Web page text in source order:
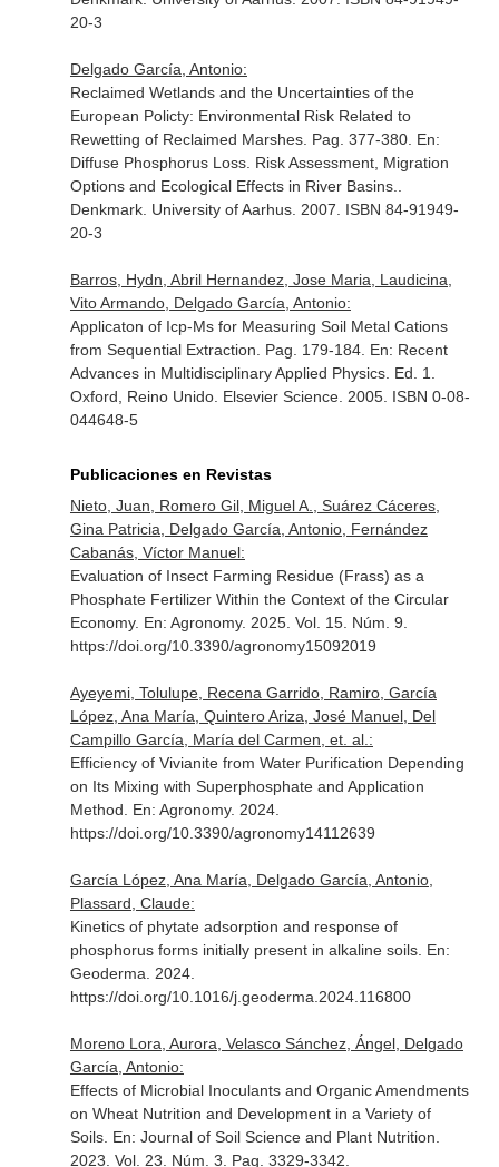
20-3
Delgado García, Antonio:
Reclaimed Wetlands and the Uncertainties of the
European Policty: Environmental Risk Related to
Rewetting of Reclaimed Marshes. Pag. 377-380. En:
Diffuse Phosphorus Loss. Risk Assessment, Migration
Options and Ecological Effects in River Basins.
Denkmark. University of Aarhus. 2007. ISBN 84-91949-
20-3
Barros, Hydn, Abril Hernandez, Jose Maria, Laudicina,
Vito Armando, Delgado García, Antonio:
Applicaton of Icp-Ms for Measuring Soil Metal Cations
from Sequential Extraction. Pag. 179-184. En: Recent
Advances in Multidisciplinary Applied Physics. Ed. 1.
Oxford, Reino Unido. Elsevier Science. 2005. ISBN 0-08-
044648-5
Publicaciones en Revistas
Nieto, Juan, Romero Gil, Miguel A., Suárez Cáceres,
Gina Patricia, Delgado García, Antonio, Fernández
Cabanás, Víctor Manuel:
Evaluation of Insect Farming Residue (Frass) as a
Phosphate Fertilizer Within the Context of the Circular
Economy. En: Agronomy. 2025. Vol. 15. Núm. 9.
https://doi.org/10.3390/agronomy15092019
Ayeyemi, Tolulupe, Recena Garrido, Ramiro, García
López, Ana María, Quintero Ariza, José Manuel, Del
Campillo García, María del Carmen, et. al.:
Efficiency of Vivianite from Water Purification Depending
on Its Mixing with Superphosphate and Application
Method. En: Agronomy. 2024.
https://doi.org/10.3390/agronomy14112639
García López, Ana María, Delgado García, Antonio,
Plassard, Claude:
Kinetics of phytate adsorption and response of
phosphorus forms initially present in alkaline soils. En:
Geoderma . 2024.
https://doi.org/10.1016/j.geoderma.2024.116800
Moreno Lora, Aurora, Velasco Sánchez, Ángel, Delgado
García, Antonio:
Effects of Microbial Inoculants and Organic Amendments
on Wheat Nutrition and Development in a Variety of
Soils. En: Journal of Soil Science and Plant Nutrition
2023. Vol. 23. Núm. 3. Pag. 3329-3342.